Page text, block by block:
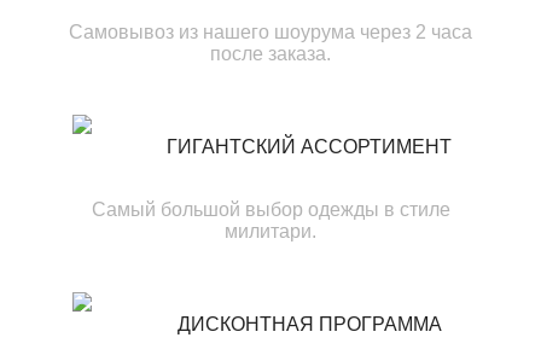
Самовывоз из нашего шоурума через 2 часа
после заказа.
ГИГАНТСКИЙ АССОРТИМЕНТ
Самый большой выбор одежды в стиле
милитари.
ДИСКОНТНАЯ ПРОГРАММА